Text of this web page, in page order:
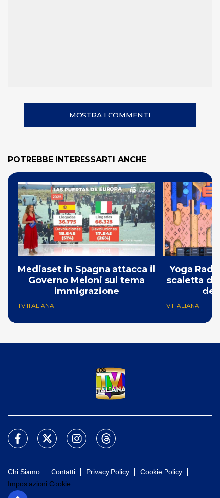
MOSTRA I COMMENTI
POTREBBE INTERESSARTI ANCHE
Mediaset in Spagna attacca il
Governo Meloni sul tema
immigrazione
TV ITALIANA
Yoga
scaletta
del
TV ITALIANA
Chi Siamo Contatti Privacy Policy
Cookie Policy
Impostazioni Cookie